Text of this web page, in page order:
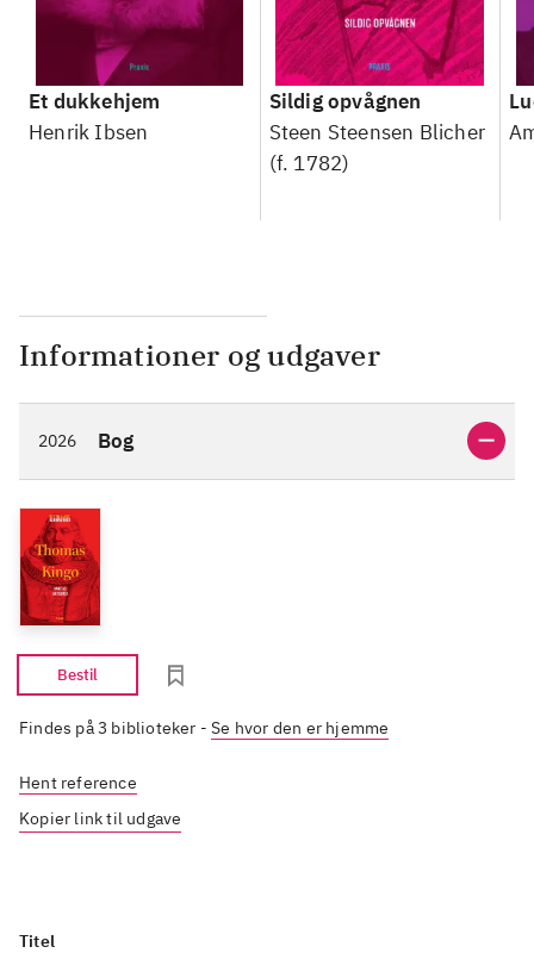
Et dukkehjem
Henrik Ibsen
Sildig opvågnen
Steen Steensen Blicher
(f. 1782)
Informationer og udgaver
2026 Bog
Bestil
Findes på 3 biblioteker -Se hvor den er hjemme
Hent reference
Kopier link til udgave
Titel